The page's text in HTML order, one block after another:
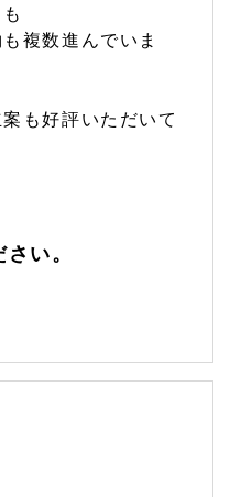
複数進んでいま
も好評いただいて
い。